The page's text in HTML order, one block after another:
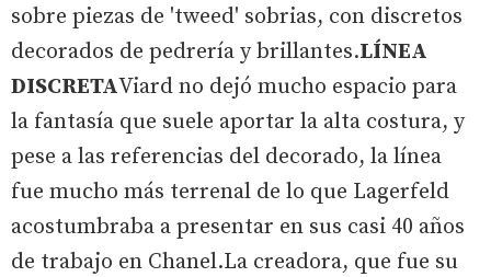
sobre piezas de 'tweed' sobrias, con discretos
decorados de pedrería y brillantes.LÍNEA
DISCRETAViard no dejó mucho espacio para
la fantasía que suele aportar la alta costura, y
pese a las referencias del decorado, la línea
fue mucho más terrenal de lo que Lagerfeld
acostumbraba a presentar en sus casi 40 años
de trabajo en Chanel.La creadora, que fue su